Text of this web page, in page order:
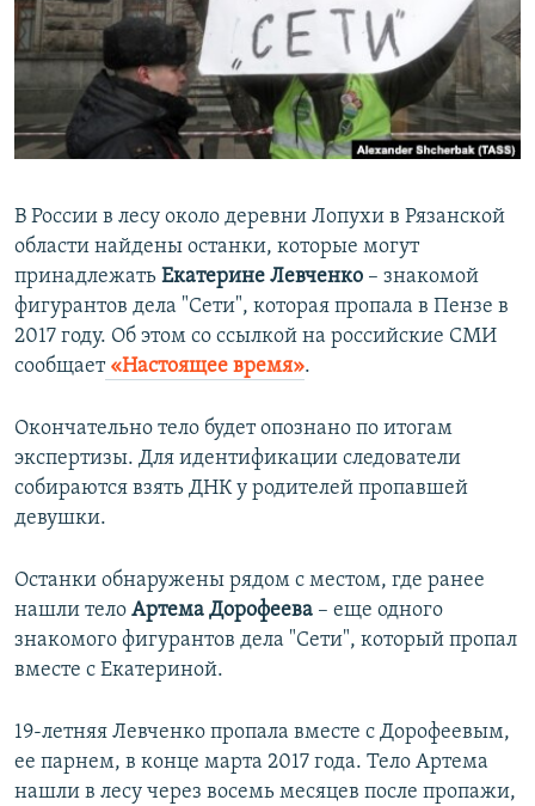
ПОБЕДИТЕЛЕЙ НЕ СУДЯТ?
КРЫМ.НЕПОКОРЕННЫЙ
ELIFBE
УКРАИНСКАЯ ПРОБЛЕМА КРЫМА
ПРИСОЕДИНЯЙТЕСЬ!
​В России в лесу около деревни Лопухи в Рязанской
области найдены останки, которые могут
принадлежать Екатерине Левченко – знакомой
фигурантов дела "Сети", которая пропала в Пензе в
2017 году. Об этом со ссылкой на российские СМИ
сообщает «Настоящее время».
Окончательно тело будет опознано по итогам
экспертизы. Для идентификации следователи
собираются взять ДНК у родителей пропавшей
девушки.
Останки обнаружены рядом с местом, где ранее
нашли тело Артема Дорофеева – еще одного
знакомого фигурантов дела "Сети", который пропал
вместе с Екатериной.
19-летняя Левченко пропала вместе с Дорофеевым,
ее парнем, в конце марта 2017 года. Тело Артема
нашли в лесу через восемь месяцев после пропажи,